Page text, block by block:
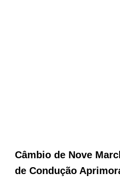
Câmbio de Nove
de Condução